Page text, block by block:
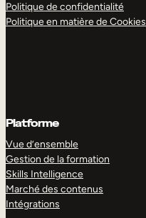
Politique de confidentialité
Politique en matière de Cookies
Platforme
Vue d’ensemble
Gestion de la formation
Skills Intelligence
Marché des contenus
Intégrations